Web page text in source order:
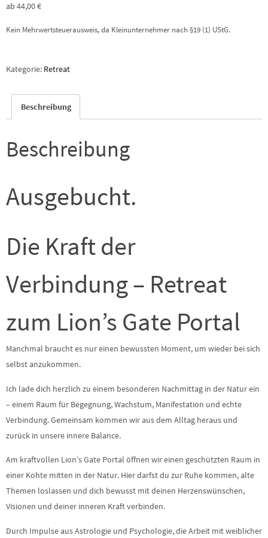
ab 44,00€
Kein Mehrwertsteuerausweis, da Kleinunternehmer nach §19 (1) UStG.
Kategorie: Retreat
Beschreibung
Beschreibung
Ausgebucht.
Die Kraft der
Verbindung – Retreat
zum Lion’s Gate Portal
Manchmal braucht es nur einen bewussten Moment, um wieder bei sich
selbst anzukommen.
Ich lade dich herzlich zu einem besonderen Nachmittag in der Natur ein
– einem Raum für Begegnung, Wachstum, Manifestation und echte
Verbindung. Gemeinsam kommen wir aus dem Alltag heraus und
zurück in unsere innere Balance.
Am kraftvollen Lion’s Gate Portal öffnen wir einen geschützten Raum in
einer Kohte mitten in der Natur. Hier darfst du zur Ruhe kommen, alte
Themen loslassen und dich bewusst mit deinen Herzenswünschen,
Visionen und deiner inneren Kraft verbinden.
Durch Impulse aus Astrologie und Psychologie, die Arbeit mit weiblicher